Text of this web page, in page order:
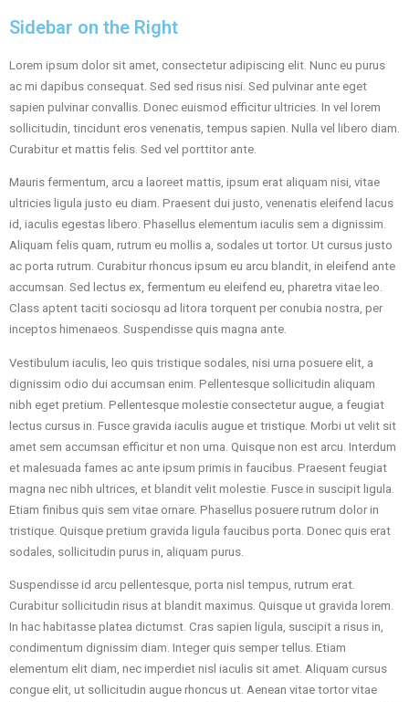
Sidebar on the Right
Lorem ipsum dolor sit amet, consectetur adipiscing elit. Nunc eu purus
ac mi dapibus consequat. Sed sed risus nisi. Sed pulvinar ante eget
sapien pulvinar convallis. Donec euismod efficitur ultricies. In vel lorem
sollicitudin, tincidunt eros venenatis, tempus sapien. Nulla vel libero diam.
Curabitur et mattis felis. Sed vel porttitor ante.
Mauris fermentum, arcu a laoreet mattis, ipsum erat aliquam nisi, vitae
ultricies ligula justo eu diam. Praesent dui justo, venenatis eleifend lacus
id, iaculis egestas libero. Phasellus elementum iaculis sem a dignissim.
Aliquam felis quam, rutrum eu mollis a, sodales ut tortor. Ut cursus justo
ac porta rutrum. Curabitur rhoncus ipsum eu arcu blandit, in eleifend ante
accumsan. Sed lectus ex, fermentum eu eleifend eu, pharetra vitae leo.
Class aptent taciti sociosqu ad litora torquent per conubia nostra, per
inceptos himenaeos. Suspendisse quis magna ante.
Vestibulum iaculis, leo quis tristique sodales, nisi urna posuere elit, a
dignissim odio dui accumsan enim. Pellentesque sollicitudin aliquam
nibh eget pretium. Pellentesque molestie consectetur augue, a feugiat
lectus cursus in. Fusce gravida iaculis augue et tristique. Morbi ut velit sit
amet sem accumsan efficitur et non urna. Quisque non est arcu. Interdum
et malesuada fames ac ante ipsum primis in faucibus. Praesent feugiat
magna nec nibh ultrices, et blandit velit molestie. Fusce in suscipit ligula.
Etiam finibus quis sem vitae ornare. Phasellus posuere rutrum dolor in
tristique. Quisque pretium gravida ligula faucibus porta. Donec quis erat
sodales, sollicitudin purus in, aliquam purus.
Suspendisse id arcu pellentesque, porta nisl tempus, rutrum erat.
Curabitur sollicitudin risus at blandit maximus. Quisque ut gravida lorem.
In hac habitasse platea dictumst. Cras sapien ligula, suscipit a risus in,
condimentum dignissim diam. Integer quis semper tellus. Etiam
elementum elit diam, nec imperdiet nisl iaculis sit amet. Aliquam cursus
congue elit, ut sollicitudin augue rhoncus ut. Aenean vitae tortor vitae